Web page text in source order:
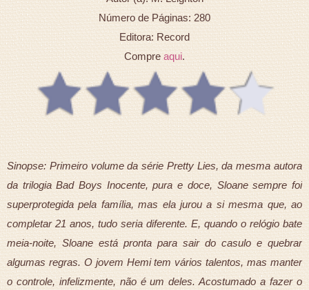
Número de Páginas: 280
Editora: Record
Compre aqui.
Sinopse: Primeiro volume da série Pretty Lies, da mesma autora
da trilogia Bad Boys Inocente, pura e doce, Sloane sempre foi
superprotegida pela família, mas ela jurou a si mesma que, ao
completar 21 anos, tudo seria diferente. E, quando o relógio bate
meia-noite, Sloane está pronta para sair do casulo e quebrar
algumas regras. O jovem Hemi tem vários talentos, mas manter
o controle, infelizmente, não é um deles. Acostumado a fazer o